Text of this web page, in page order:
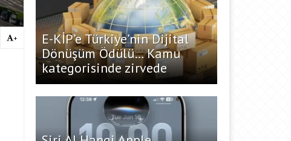
+
E-KİP’e Türkiye’nin Dijital
Dönüşüm Ödülü… Kamu
kategorisinde zirvede